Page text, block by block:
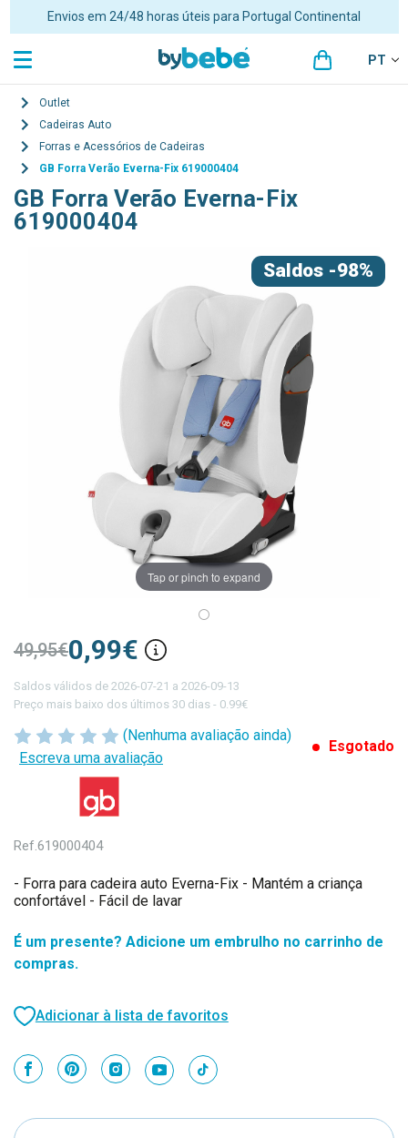
Envios em 24/48 horas úteis para Portugal Continental
PT
Outlet
Cadeiras Auto
Forras e Acessórios de Cadeiras
GB Forra Verão Everna-Fix 619000404
GB Forra Verão Everna-Fix
619000404
Tap or pinch to expand
Saldos -98%
(Nenhuma avaliação ainda)
Escreva uma avaliação
Esgotado
0,99€
49,95€
Saldos válidos de 2026-07-21 a 2026-09-13
Preço mais baixo dos últimos 30 dias - 0.99€
Ref.619000404
- Forra para cadeira auto Everna-Fix - Mantém a criança
confortável - Fácil de lavar
É um presente? Adicione um embrulho no carrinho de
compras.
Adicionar à lista de favoritos